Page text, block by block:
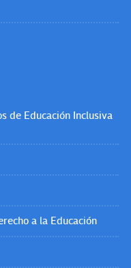
de Educación Inclusiva
a la Educación